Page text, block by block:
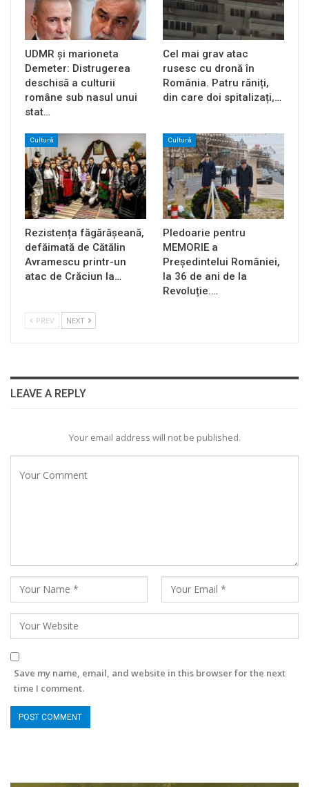
UDMR și marioneta
Demeter: Distrugerea
deschisă a culturii
române sub nasul unui
stat…
Cel mai grav atac
rusesc cu dronă în
România. Patru răniți,
din care doi spitalizați,…
Cultură
Rezistența făgărășeană,
defăimată de Cătălin
Avramescu printr-un
atac de Crăciun la…
Cultură
Pledoarie pentru
MEMORIE a
Președintelui României,
la 36 de ani de la
Revoluție.…
PREV NEXT
LEAVE A REPLY
Your email address will not be published.
Save my name, email, and website in this browser for the next
time I comment.